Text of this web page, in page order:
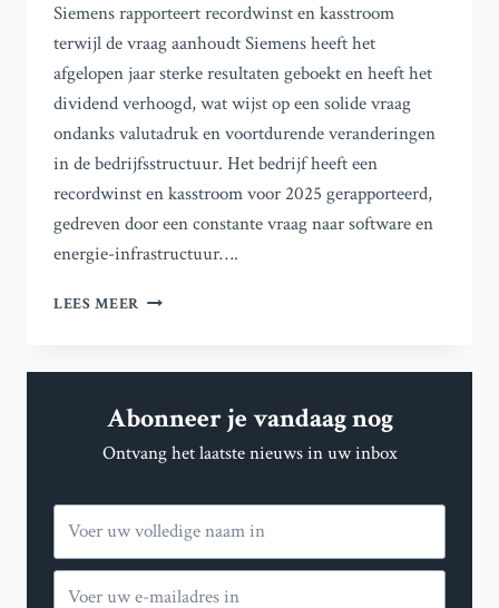
Siemens rapporteert recordwinst en kasstroom
terwijl de vraag aanhoudt Siemens heeft het
afgelopen jaar sterke resultaten geboekt en heeft het
dividend verhoogd, wat wijst op een solide vraag
ondanks valutadruk en voortdurende veranderingen
in de bedrijfsstructuur. Het bedrijf heeft een
recordwinst en kasstroom voor 2025 gerapporteerd,
gedreven door een constante vraag naar software en
energie-infrastructuur….
LEES MEER SIEMENS
JAARWINST
CASHFLOW
VOLHOUDENDE
Abonneer je vandaag nog
Ontvang het laatste nieuws in uw inbox